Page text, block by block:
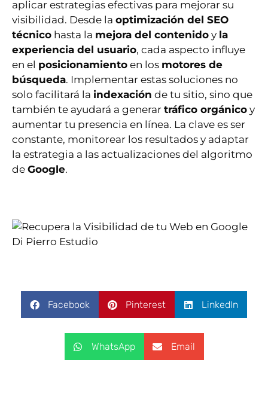
aplicar estrategias efectivas para mejorar su
visibilidad. Desde la optimización del SEO
técnico hasta la mejora del contenido y la
experiencia del usuario, cada aspecto influye
en el posicionamiento en los motores de
búsqueda. Implementar estas soluciones no
solo facilitará la indexación de tu sitio, sino que
también te ayudará a generar tráfico orgánico y
aumentar tu presencia en línea. La clave es ser
constante, monitorear los resultados y adaptar
la estrategia a las actualizaciones del algoritmo
de Google.
Facebook Pinterest LinkedIn
WhatsApp Email